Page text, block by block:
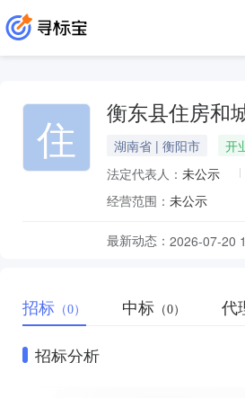
住 衡东县住房和
湖南省 | 衡阳市
开
法定代表人： 未公示
经营范围： 未公示
最新动态： 2026-07-20
招标 （0） 中标 （0） 代
招标分析